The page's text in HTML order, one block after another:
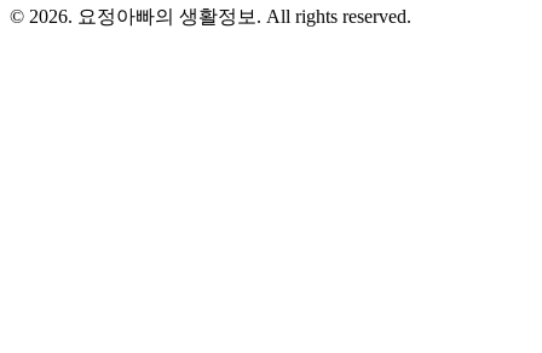
© 2026. 요정아빠의 생활정보. All rights reserved.